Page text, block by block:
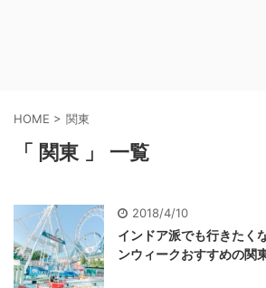
HOME > 関東
「 関東 」 一覧
2018/4/10
インドア派でも行きたく
ンウィークおすすめの関